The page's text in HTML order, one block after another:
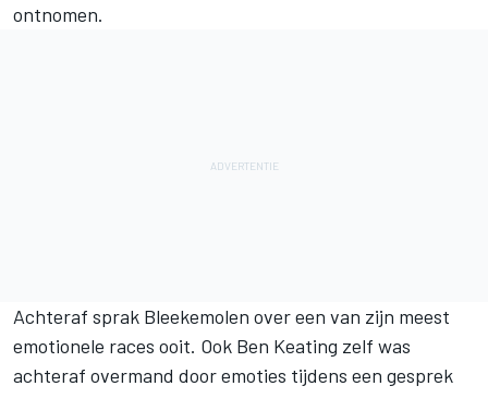
ontnomen.
Achteraf sprak Bleekemolen over een van zijn meest
emotionele races ooit. Ook Ben Keating zelf was
achteraf overmand door emoties tijdens een gesprek